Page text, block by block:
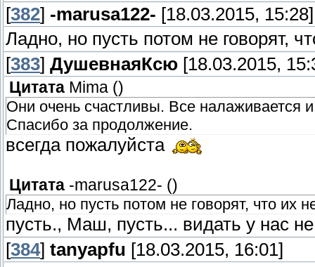
[382] -marusa122- [18.03.2015, 15:28]
Ладно, но пусть потом не говорят,
[383] ДушевнаяКсю [18.03.2015,
Цитата Mima ()
Они очень счастливы. Все налаживается
Спасибо за продолжение.
всегда пожалуйста
Цитата -marusa122- ()
Ладно, но пусть потом не говорят, что их
пусть., Маш, пусть... видать у нас
[384] tanyapfu [18.03.2015, 16:01]